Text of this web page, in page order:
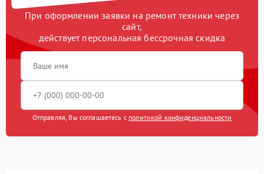
При оформлении заявки на ремонт техники через
сайт,
действует персональная бессрочная скидка
Отправляя, Вы соглашаетесь с политикой конфиденциальности